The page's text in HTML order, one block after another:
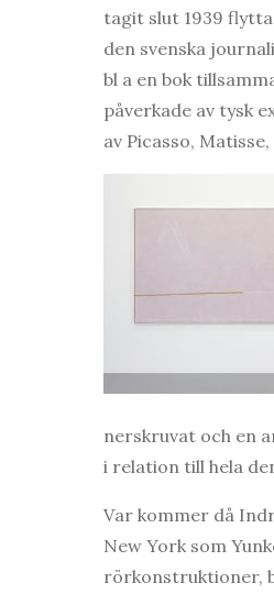
tagit slut 1939
den svenska
bl a en bok
påverkade av tysk
av Picasso,
nerskruvat och en
i relation till hela
Var kommer då
New York som
rörkonstruktioner,